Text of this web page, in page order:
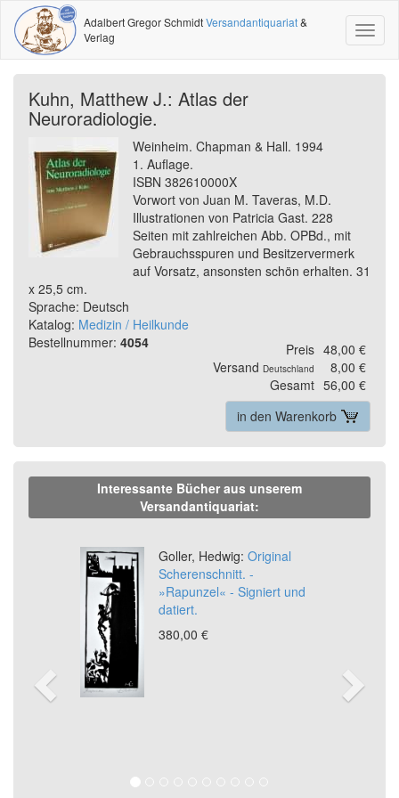
Adalbert Gregor SchmidtVersandantiquariat&
Verlag
Kuhn, Matthew J.: Atlas der
Neuroradiologie.
Weinheim. Chapman & Hall. 1994
1. Auflage.
ISBN 382610000X
Vorwort von Juan M. Taveras, M.D.
Illustrationen von Patricia Gast. 228
Seiten mit zahlreichen Abb. OPBd., mit
Gebrauchsspuren und Besitzervermerk
auf Vorsatz, ansonsten schön erhalten. 31
x 25,5 cm.
Sprache: Deutsch
Katalog: Medizin / Heilkunde
Bestellnummer: 4054 Preis 48,00 €
Versand Deutschland
8,00 €
Gesamt 56,00 €
in den Warenkorb
Interessante Bücher aus unserem
Versandantiquariat:
Goller, Hedwig: Original
Scherenschnitt. -
»Rapunzel« - Signiert und
datiert.
380,00 €
Previous